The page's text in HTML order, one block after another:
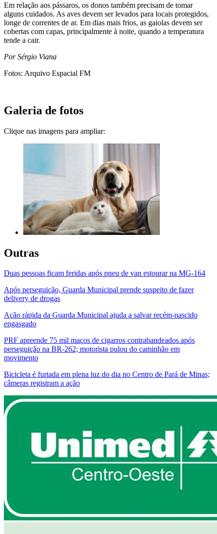
Em relação aos pássaros, os donos também precisam de tomar
alguns cuidados. As aves devem ser levados para locais protegidos,
longe de correntes de ar. Em dias mais frios, as gaiolas devem ser
cobertas com capas, principalmente à noite, quando a temperatura
tende a cair.
Por Sérgio Viana
Fotos: Arquivo Espacial FM
Galeria de fotos
Clique nas imagens para ampliar:
Outras
Duas pessoas ficam feridas após pneu de van estourar na MG-164
Após perseguição, Guarda Municipal prende suspeito de fazer
delivery de drogas
Ação rápida da Guarda Municipal ajuda a salvar recém-nascido
engasgado
PRF apreende 75 mil maços de cigarros contrabandeados após
perseguição na BR-262; motorista pulou do caminhão em
movimento
Bicicleta é furtada em plena luz do dia no Centro de Pará de Minas;
câmeras registram a ação